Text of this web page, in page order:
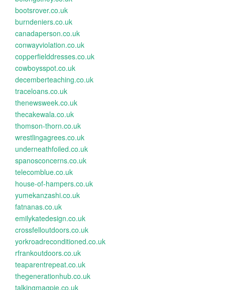
bootsrover.co.uk
burndeniers.co.uk
canadaperson.co.uk
conwayviolation.co.uk
copperfielddresses.co.uk
cowboysspot.co.uk
decemberteaching.co.uk
traceloans.co.uk
thenewsweek.co.uk
thecakewala.co.uk
thomson-thorn.co.uk
wrestlingagrees.co.uk
underneathfoiled.co.uk
spanosconcerns.co.uk
telecomblue.co.uk
house-of-hampers.co.uk
yumekanzashi.co.uk
fatnanas.co.uk
emilykatedesign.co.uk
crossfelloutdoors.co.uk
yorkroadreconditioned.co.uk
rfrankoutdoors.co.uk
teaparentrepeat.co.uk
thegenerationhub.co.uk
talkingmagpie.co.uk